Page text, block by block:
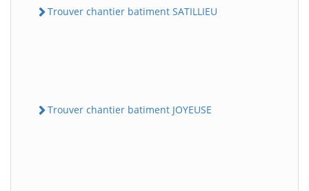
Trouver chantier batiment SATILLIEU
Trouver chantier batiment JOYEUSE